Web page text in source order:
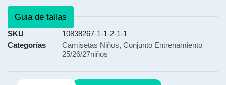
Guia de tallas
SKU
10838267-1-1-2-1-1
Categorías
Camisetas Niños, Conjunto Entrenamiento
25/26/27niños